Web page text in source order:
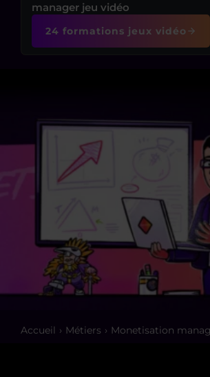
manager jeu vidéo
24 formations jeux vidéo
Accueil Métiers Monetisation